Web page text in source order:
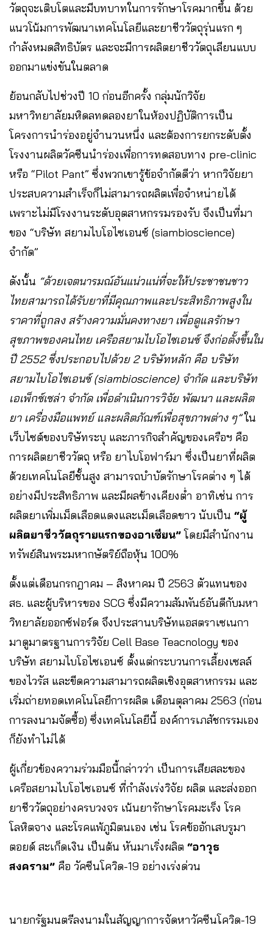
วัตถุจะเติบโตและมีบทบาทในการรักษาโรคมากขึ้น ด้วย
แนวโน้มการพัฒนาเทคโนโลยีและยาชีววัตถุรุ่นแรก ๆ
กำลังหมดสิทธิบัตร และจะมีการผลิตยาชีววัตถุเลียนแบบ
ออกมาแข่งขันในตลาด
ย้อนกลับไปช่วงปี 10 ก่อนอีกครั้ง กลุ่มนักวิจัย
มหาวิทยาลัยมหิดลทดลองยาในห้องปฏิบัติการเป็น
โครงการนำร่องอยู่จำนวนหนึ่ง และต้องการยกระดับตั้ง
โรงงานผลิตวัคซีนนำร่องเพื่อการทดสอบทาง pre-clinic
หรือ “Pilot Pant” ซึ่งพวกเขารู้ข้อจำกัดดีว่า หากวิจัยยา
ประสบความสำเร็จก็ไม่สามารถผลิตเพื่อจำหน่ายได้
เพราะไม่มีโรงงานระดับอุตสาหกรรมรองรับ จึงเป็นที่มา
ของ “บริษัท สยามไบโอไซเอนซ์ (siambioscience)
จำกัด”
ดังนั้น “ด้วยเจตนารมณ์อันแน่วแน่ที่จะให้ประชาชนชาว
ไทยสามารถได้รับยาที่มีคุณภาพและประสิทธิภาพสูงใน
ราคาที่ถูกลง สร้างความมั่นคงทางยา เพื่อดูแลรักษา
สุขภาพของคนไทย เครือสยามไบโอไซเอนซ์ จึงก่อตั้งขึ้นใน
ปี 2552 ซึ่งประกอบไปด้วย 2 บริษัทหลัก คือ บริษัท
สยามไบโอไซเอนซ์ (siambioscience) จำกัด และบริษัท
เอเพ็กซ์เซล่า จำกัด เพื่อดำเนินการวิจัย พัฒนา และผลิต
ยา เครื่องมือแพทย์ และผลิตภัณฑ์เพื่อสุขภาพต่าง ๆ”ใน
เว็บไซต์ของบริษัทระบุ และภารกิจสำคัญของเครือฯ คือ
การผลิตยาชีววัตถุ หรือ ยาไบโอฟาร์มา ซึ่งเป็นยาที่ผลิต
ด้วยเทคโนโลยีชั้นสูง สามารถบำบัดรักษาโรคต่าง ๆ ได้
อย่างมีประสิทธิภาพ และมีผลข้างเคียงต่ำ อาทิเช่น การ
ผลิตยาเพิ่มเม็ดเลือดแดงและเม็ดเลือดขาว นับเป็น “ผู้
ผลิตยาชีววัตถุรายแรกของอาเซียน”โดยมีสำนักงาน
ทรัพย์สินพระมหากษัตริย์ถือหุ้น 100%
ตั้งแต่เดือนกรกฎาคม – สิงหาคม ปี 2563 ตัวแทนของ
สธ. และผู้บริหารของ SCG ซึ่งมีความสัมพันธ์อันดีกับมหา
วิทยาลัยออกซ์ฟอร์ด จึงประสานบริษัทแอสตราเซเนกา
มาดูมาตรฐานการวิจัย Cell Base Teacnology ของ
บริษัท สยามไบโอไซเอนซ์ ตั้งแต่กระบวนการเลี้ยงเซลล์
ของไวรัส และขีดความสามารถผลิตเชิงอุตสาหกรรม และ
เริ่มถ่ายทอดเทคโนโลยีการผลิต เดือนตุลาคม 2563 (ก่อน
การลงนามจัดซื้อ) ซึ่งเทคโนโลยีนี้ องค์การเภสัชกรรมเอง
ก็ยังทำไม่ได้
ผู้เกี่ยวข้องความร่วมมือนี้กล่าวว่า เป็นการเสียสละของ
เครือสยามไบโอไซเอนซ์ ที่กำลังเร่งวิจัย ผลิต และส่งออก
ยาชีววัตถุอย่างครบวงจร เน้นยารักษาโรคมะเร็ง โรค
โลหิตจาง และโรคแพ้ภูมิตนเอง เช่น โรคข้ออักเสบรูมา
ตอยด์ สะเก็ดเงิน เป็นต้น หันมาเริ่งผลิต “อาวุธ
สงคราม” คือ วัคซีนโควิด-19 อย่างเร่งด่วน
นายกรัฐมนตรีลงนามในสัญญาการจัดหาวัคซีนโควิด-19